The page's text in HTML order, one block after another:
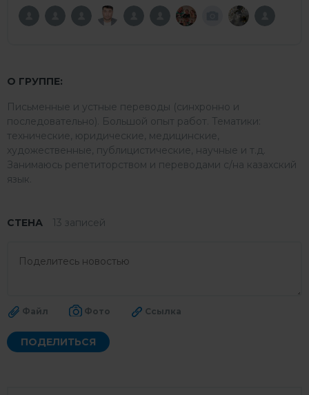
О ГРУППЕ:
Письменные и устные переводы (синхронно и
последовательно). Большой опыт работ. Тематики:
технические, юридические, медицинские,
художественные, публицистические, научные и т.д.
Занимаюсь репетиторством и переводами с/на казахский
язык.
СТЕНА 13 записей
Файл
Файл Фото
Фото Ссылка
ПОДЕЛИТЬСЯ